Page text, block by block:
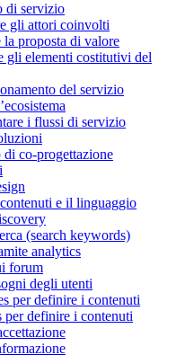
di servizio
gli attori coinvolti
la proposta di valore
gli elementi costitutivi del
del servizio
i flussi di servizio
co-progettazione
e il linguaggio
(search keywords)
analytics
forum
degli utenti
per definire i contenuti
per definire i contenuti